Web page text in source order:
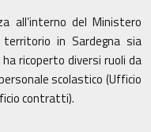
all’interno del Ministero
in Sardegna sia
ricoperto diversi ruoli da
scolastico (Ufficio
contratti).